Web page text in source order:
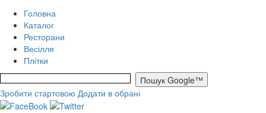
Головна
Каталог
Ресторани
Весілля
Плітки
Зробити стартовою Додати в обрані